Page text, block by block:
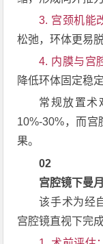
3. 宫颈机能
松弛，环体更易脱
4. 内膜与宫
降低环体固定稳定
常规放置术
10%-30%，而宫
果。
02
宫腔镜下曼
该手术为经
宫腔镜直视下完